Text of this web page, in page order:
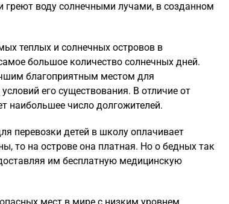
греют воду солнечными лучами, в созданном
теплых и солнечных островов в
большое количество солнечных дней.
благоприятным местом для
его существования. В отличие от
наибольшее число долгожителей.
перевозки детей в школу оплачивает
то на острове она платная. Но о бедных так
им бесплатную медицинскую